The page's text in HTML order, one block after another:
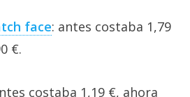
face: antes costaba 1,79
€.
costaba 1,19 €, ahora